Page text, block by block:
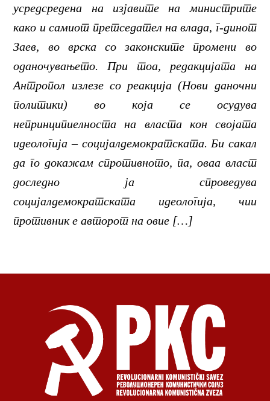
усредсредена на изјавите на министрите
како и самиот претседател на влада, г-динот
Заев, во врска со законските промени во
оданочувањето. При тоа, редакцијата на
Антропол излезе со реакција (Нови даночни
политики) во која се осудува
непринципиелноста на власта кон својата
идеологија – социјалдемократската. Би сакал
да го докажам спротивното, па, оваа власт
доследно ја спроведува
социјалдемократската идеологија, чии
противник е авторот на овие […]